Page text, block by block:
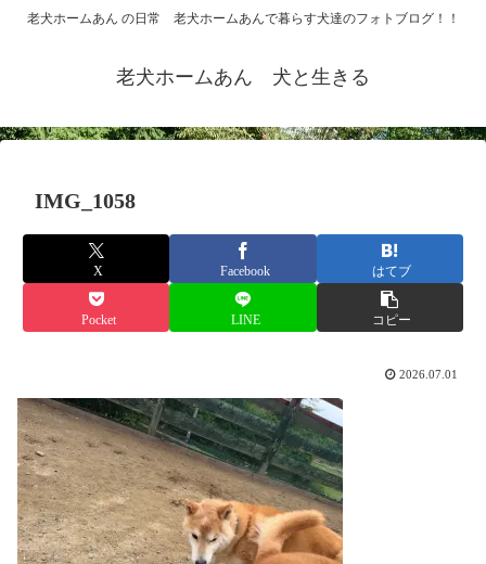
老犬ホームあん の日常 老犬ホームあんで暮らす犬達のフォトブログ！！
老犬ホームあん 犬と生きる
IMG_1058
X Facebook はてブ
Pocket LINE コピー
2026.07.01